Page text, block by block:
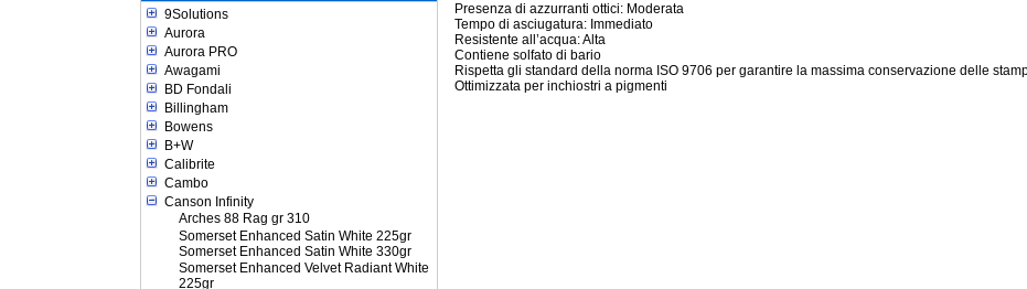
9Solutions
Aurora
Aurora PRO
Awagami
BD Fondali
Billingham
Bowens
B+W
Calibrite
Cambo
Canson Infinity
Arches 88 Rag gr 310
Somerset Enhanced Satin White 225gr
Somerset Enhanced Satin White 330gr
Somerset Enhanced Velvet Radiant White
225gr
Presenza di azzurranti ottici: Moderata
Tempo di asciugatura: Immediato
Resistente all’acqua: Alta
Contiene solfato di bario
Rispetta gli standard della norma ISO 9706 per garantire la massima conservazione delle
Ottimizzata per inchiostri a pigmenti